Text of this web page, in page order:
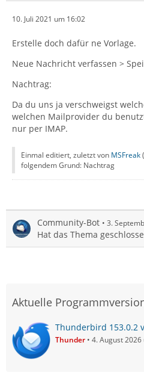
10. Juli 2021 um 16:02
Erstelle doch dafür ne Vorlage.
Neue Nachricht verfassen >
Nachtrag:
Da du uns ja verschweigst
welchen Mailprovider du
nur per IMAP.
Einmal editiert, zuletzt von MSFreak(
folgendem Grund: Nachtrag
Community-Bot 3.
Hat das Thema
Aktuelle
Thunderbird 153.0.2
Thunder 4. August 2026